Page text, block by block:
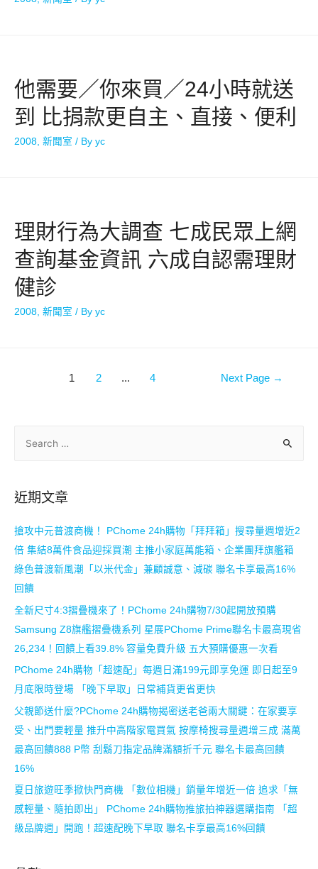
他需要／你來買／24小時就送
到 比捐款更自主、直接、便利
2008 新聞室 / By yc
理財行為大調查 七成民眾上網
查詢基金資訊 六成自認需理財
健診
2008 新聞室 / By yc
1 2 ... 4 Next Page →
近期文章
搶攻中元普渡商機！ PChome 24h購物「拜拜箱」搜尋量週增近2
倍 集結8萬件食品迎採買潮 主推小家庭萬能箱、企業團拜旗艦箱
綠色普渡新風潮「以米代金」兼顧誠意、減碳 聯名卡享最高16%
回饋
全新尺寸4:3摺疊機來了！PChome 24h購物7/30起開放預購
Samsung Z8旗艦摺疊機系列 星展PChome Prime聯名卡最高現省
26,234！回饋上看39.8% 容量免費升級 五大預購優惠一次看
PChome 24h購物「超速配」每週日滿199元即享免運 即日起至9
月底限時登場 「晚下早取」日常補貨更省更快
父親節送什麼?PChome 24h購物揭密送老爸兩大關鍵：在家要享
受、出門要輕量 推升中高階家電買氣 按摩椅搜尋量週增三成 滿萬
最高回饋888 P幣 刮鬍刀指定品牌滿額折千元 聯名卡最高回饋
16%
夏日旅遊旺季掀快門商機 「數位相機」銷量年增近一倍 追求「無
感輕量、隨拍即出」 PChome 24h購物推旅拍神器選購指南 「超
級品牌週」開跑！超速配晚下早取 聯名卡享最高16%回饋